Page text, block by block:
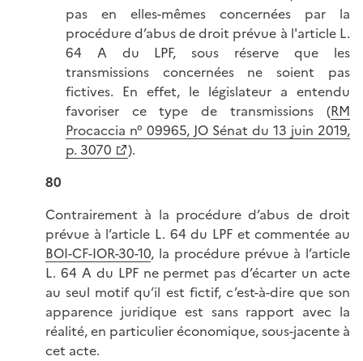
pas en elles-mêmes concernées par la
procédure d’abus de droit prévue à l'article L.
64 A du LPF, sous réserve que les
transmissions concernées ne soient pas
fictives. En effet, le législateur a entendu
favoriser ce type de transmissions (RM
Procaccia n° 09965, JO Sénat du 13 juin 2019,
p. 3070
).
80
Contrairement à la procédure d’abus de droit
prévue à l’article L. 64 du LPF et commentée au
BOI-CF-IOR-30-10, la procédure prévue à l’article
L. 64 A du LPF ne permet pas d’écarter un acte
au seul motif qu’il est fictif, c’est-à-dire que son
apparence juridique est sans rapport avec la
réalité, en particulier économique, sous-jacente à
cet acte.